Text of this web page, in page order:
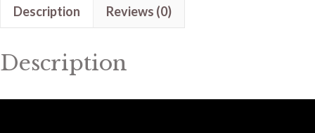
Description Reviews (0)
Description